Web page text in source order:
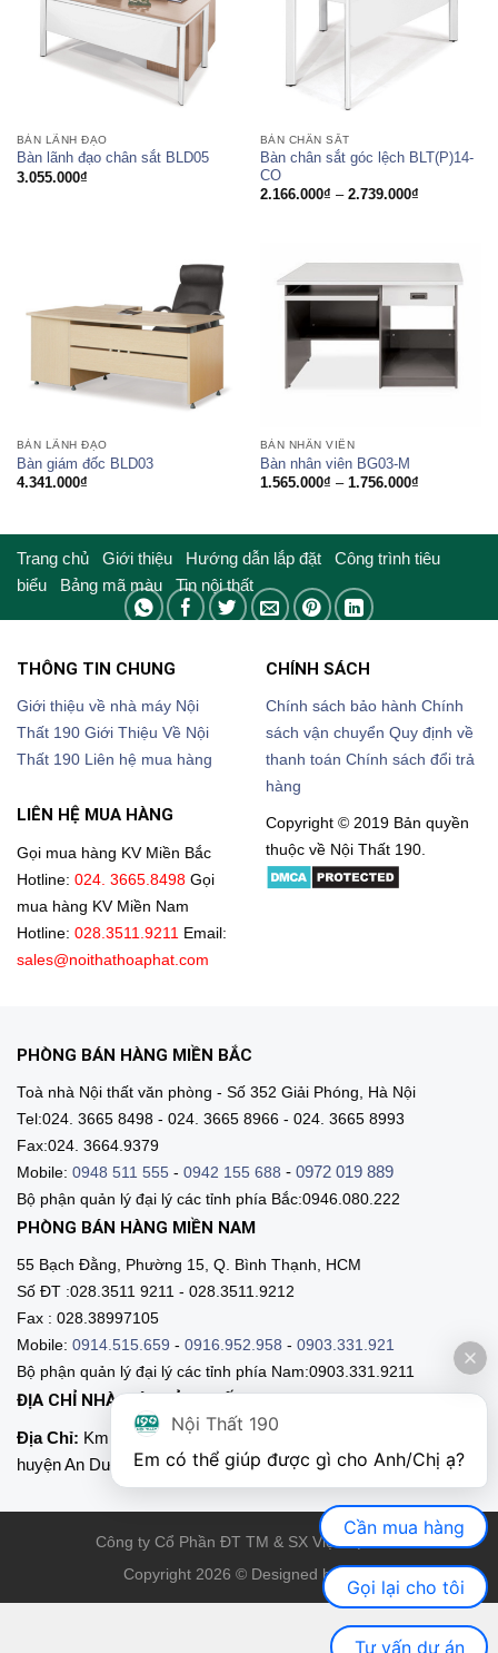
BÀN LÃNH ĐẠO
Bàn lãnh đạo chân sắt BLD05
3.055.000₫
BÀN CHÂN SẮT
Bàn chân sắt góc lệch BLT(P)14-
CO
2.166.000₫ – 2.739.000₫Khoảng
2.739.000₫
BÀN LÃNH ĐẠO
Bàn giám đốc BLD03
4.341.000₫
BÀN NHÂN VIÊN
Bàn nhân viên BG03-M
1.565.000₫ – 1.756.000₫Khoảng
đến
Trang chủ Giới thiệu Hướng dẫn lắp đặt Công trình tiêu
biểu
Bảng mã màu Tin nội thất
THÔNG TIN CHUNG
Giới thiệu về nhà máy Nội
Thất 190 Giới Thiệu Về Nội
Thất 190 Liên hệ mua hàng
CHÍNH SÁCH
Chính sách bảo hành Chính
sách vận chuyển Quy định về
thanh toán Chính sách đổi trả
hàng
LIÊN HỆ MUA HÀNG
Gọi mua hàng KV Miền Bắc
Hotline: 024. 3665.8498 Gọi
mua hàng KV Miền Nam
Hotline: 028.3511.9211 Email:
sales@noithathoaphat.com
Copyright © 2019 Bản quyền
thuộc về Nội Thất 190.
PHÒNG BÁN HÀNG MIỀN BẮC
Toà nhà Nội thất văn phòng - Số 352 Giải Phóng, Hà Nội
Tel:024. 3665 8498 - 024. 3665 8966 - 024. 3665 8993
Fax:024. 3664.9379
Mobile: 0948 511 555 - 0942 155 688 - 0972 019 889
Bộ phận quản lý đại lý các tỉnh phía Bắc:0946.080.222
PHÒNG BÁN HÀNG MIỀN NAM
55 Bạch Đằng, Phường 15, Q. Bình Thạnh, HCM
Số ĐT :028.3511 9211 - 028.3511.9212
Fax : 028.38997105
Mobile: 0914.515.659 - 0916.952.958 - 0903.331.921
Bộ phận quản lý đại lý các tỉnh phía Nam:0903.331.9211
ĐỊA CHỈ NHÀ MÁY SẢN XUẤT
Địa Chỉ: Km 89, Quốc lộ 5 , Thôn Mỹ Tranh, xã Nam Sơn,
huyện An Dương, Hải Phòng
Công ty Cổ Phần ĐT TM & SX Việt Nội Thất
Copyright 2026 © Designed by VNT
Nội Thất 190
Cần mua hàng
Gọi lại cho tôi
Tư vấn dự án